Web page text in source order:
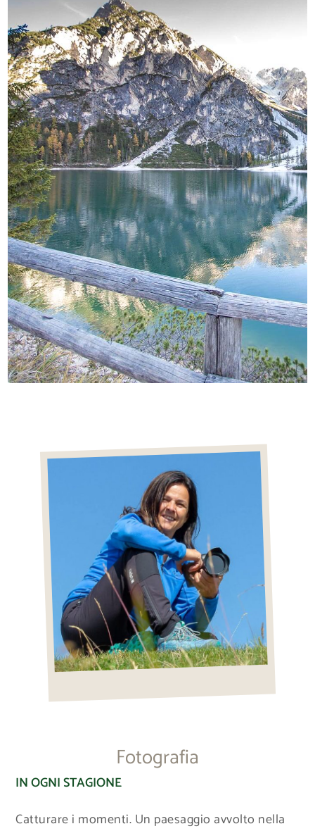
Fotografia
IN OGNI STAGIONE
Catturare i momenti. Un paesaggio avvolto nella